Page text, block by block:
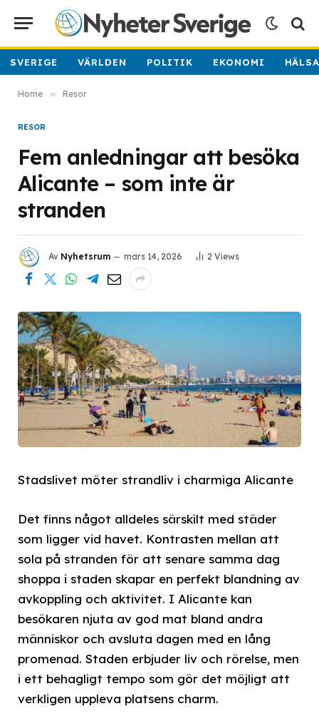
SVERIGE VÄRLDEN POLITIK EKONOMI
Home » Resor
RESOR
Fem anledningar att besöka
Alicante – som inte är
stranden
Av Nyhetsrum mars 14, 2026 2 Views
Stadslivet möter strandliv i charmiga Alicante
Det finns något alldeles särskilt med städer
som ligger vid havet. Kontrasten mellan att
sola på stranden för att senare samma dag
shoppa i staden skapar en perfekt blandning av
avkoppling och aktivitet. I Alicante kan
besökaren njuta av god mat bland andra
människor och avsluta dagen med en lång
promenad. Staden erbjuder liv och rörelse, men
i ett behagligt tempo som gör det möjligt att
verkligen uppleva platsens charm.